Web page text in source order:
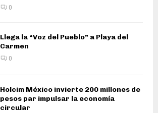
0
Llega la “Voz del Pueblo” a Playa del
Carmen
0
Holcim México invierte 200 millones de
pesos par impulsar la economía
circular